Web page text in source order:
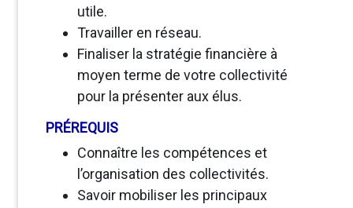
utile.
Travailler en réseau.
Finaliser la stratégie financière à
moyen terme de votre collectivité
pour la présenter aux élus.
PRÉREQUIS
Connaître les compétences et
l’organisation des collectivités.
Savoir mobiliser les principaux